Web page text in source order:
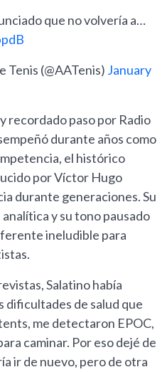
que no volvería a…
(@AATenis) January
recordado paso por Radio
durante años como
el histórico
por Víctor Hugo
durante generaciones. Su
y su tono pausado
ineludible para
Salatino había
dificultades de salud que
me detectaron EPOC,
caminar. Por eso dejé de
ir de nuevo, pero de otra